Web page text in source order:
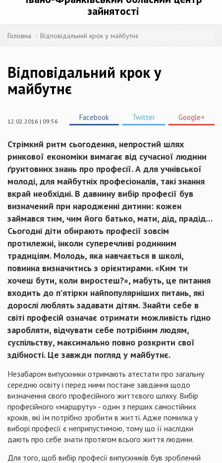
зайнятості
Головна Відповідальний крок у майбутнє
Відповідальний крок у
майбутнє
12.02.2016 | 09:56 Facebook Twitter Google+
Стрімкий ритм сьогодення, непростий шлях
ринкової економіки вимагає від сучасної людини
ґрунтовних знань про професії. А для учнівської
молоді, для майбутніх професіоналів, такі знання
вкрай необхідні. В давнину вибір професії був
визначений при народженні дитини: кожен
займався тим, чим його батько, мати, дід, прадід…
Сьогодні діти обирають професії зовсім
протилежні, інколи суперечливі родинним
традиціям. Молодь, яка навчається в школі,
повинна визначитись з орієнтирами. «Ким ти
хочеш бути, коли виростеш?», мабуть, це питання
входить до п’ятірки найпопулярніших питань, які
дорослі люблять задавати дітям. Знайти себе в
світі професій означає отримати можливість гідно
заробляти, відчувати себе потрібним людям,
суспільству, максимально повно розкрити свої
здібності. Це завжди погляд у майбутнє.
Незабаром випускники отримають атестати про загальну
середню освіту і перед ними постане завдання щодо
визначення свого професійного життєвого шляху. Вибір
професійного «маршруту» - один з перших самостійних
кроків, які їм потрібно зробити в житті. Адже помилка у
виборі професії є неприпустимою, тому що її наслідки
дають про себе знати протягом всього життя людини.
Для того, щоб вибір професії випускників був зроблений